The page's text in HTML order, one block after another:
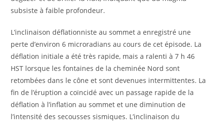
subsiste à faible profondeur.
L’inclinaison déflationniste au sommet a enregistré une
perte d’environ 6 microradians au cours de cet épisode. La
déflation initiale a été très rapide, mais a ralenti à 7 h 46
HST lorsque les fontaines de la cheminée Nord sont
retombées dans le cône et sont devenues intermittentes. La
fin de l’éruption a coïncidé avec un passage rapide de la
déflation à l’inflation au sommet et une diminution de
l’intensité des secousses sismiques. L’inclinaison du